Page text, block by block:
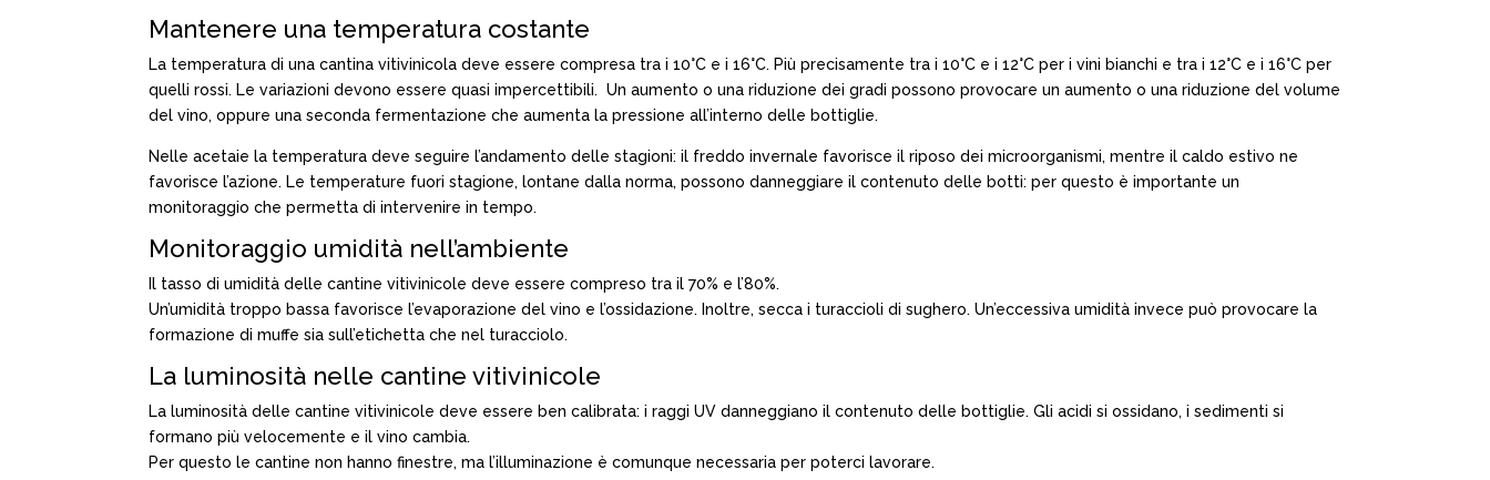
Mantenere una temperatura costante
La temperatura di una cantina vitivinicola deve essere compresa tra i 10°C e i 16°C. Più precisamente tra i 10°C e i 12°C per i vini bianchi e tra i 12°C e i 16°C per
quelli rossi. Le variazioni devono essere quasi impercettibili. Un aumento o una riduzione dei gradi possono provocare un aumento o una riduzione del volume
del vino, oppure una seconda fermentazione che aumenta la pressione all’interno delle bottiglie.
Nelle acetaie la temperatura deve seguire l’andamento delle stagioni: il freddo invernale favorisce il riposo dei microorganismi, mentre il caldo estivo ne
favorisce l’azione. Le temperature fuori stagione, lontane dalla norma, possono danneggiare il contenuto delle botti: per questo è importante un
monitoraggio che permetta di intervenire in tempo.
Monitoraggio umidità nell’ambiente
Il tasso di umidità delle cantine vitivinicole deve essere compreso tra il 70% e l’80%.
Un’umidità troppo bassa favorisce l’evaporazione del vino e l’ossidazione. Inoltre, secca i turaccioli di sughero. Un’eccessiva umidità invece può provocare la
formazione di muffe sia sull’etichetta che nel turacciolo.
La luminosità nelle cantine vitivinicole
La luminosità delle cantine vitivinicole deve essere ben calibrata: i raggi UV danneggiano il contenuto delle bottiglie. Gli acidi si ossidano, i sedimenti si
formano più velocemente e il vino cambia.
Per questo le cantine non hanno finestre, ma l’illuminazione è comunque necessaria per poterci lavorare.